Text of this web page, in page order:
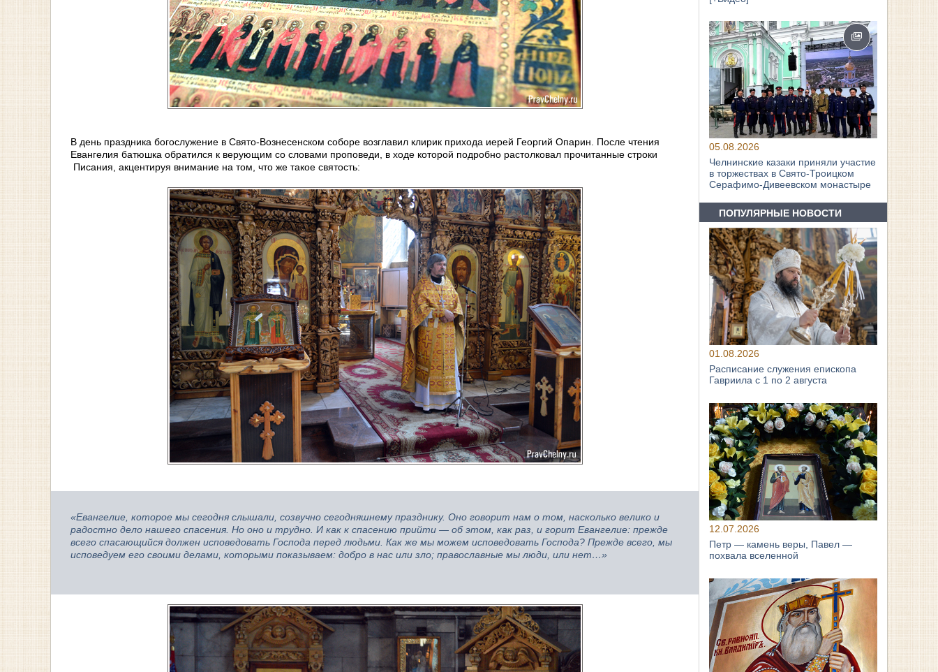
В день праздника богослужение в Свято-Вознесенском соборе возглавил клирик прихода иерей Георгий Опарин. После чтения
Евангелия батюшка обратился к верующим со словами проповеди, в ходе которой подробно растолковал прочитанные строки
Писания, акцентируя внимание на том, что же такое святость:
«Евангелие, которое мы сегодня слышали, созвучно сегодняшнему празднику. Оно говорит нам о том, насколько велико и
радостно дело нашего спасения. Но оно и трудно. И как к спасению прийти — об этом, как раз, и горит Евангелие: прежде
всего спасающийся должен исповедовать Господа перед людьми. Как же мы можем исповедовать Господа? Прежде всего, мы
исповедуем его своими делами, которыми показываем: добро в нас или зло; православные мы люди, или нет…»
05.08.2026
Челнинские казаки приняли участие
в торжествах в Свято‑Троицком
Серафимо‑Дивеевском монастыре
ПОПУЛЯРНЫЕ НОВОСТИ
01.08.2026
Расписание служения епископа
Гавриила с 1 по 2 августа
12.07.2026
Петр — камень веры, Павел —
похвала вселенной